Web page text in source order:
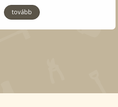
tovább